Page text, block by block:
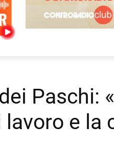
Paschi:
e la